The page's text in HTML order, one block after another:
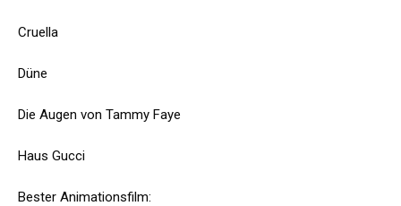
Cruella
Düne
Die Augen von Tammy Faye
Haus Gucci
Bester Animationsfilm: